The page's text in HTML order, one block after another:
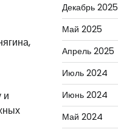
и
Декабрь 2025
Май 2025
Апрель 2025
Июль 2024
Июнь 2024
Май 2024